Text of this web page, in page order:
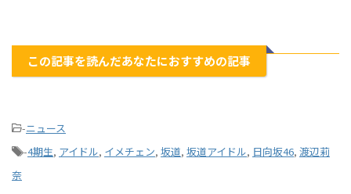
この記事を読んだあなたにおすすめの記事
-ニュース
-4期生, アイドル, イメチェン, 坂道, 坂道アイドル, 日向坂46, 渡辺莉
奈